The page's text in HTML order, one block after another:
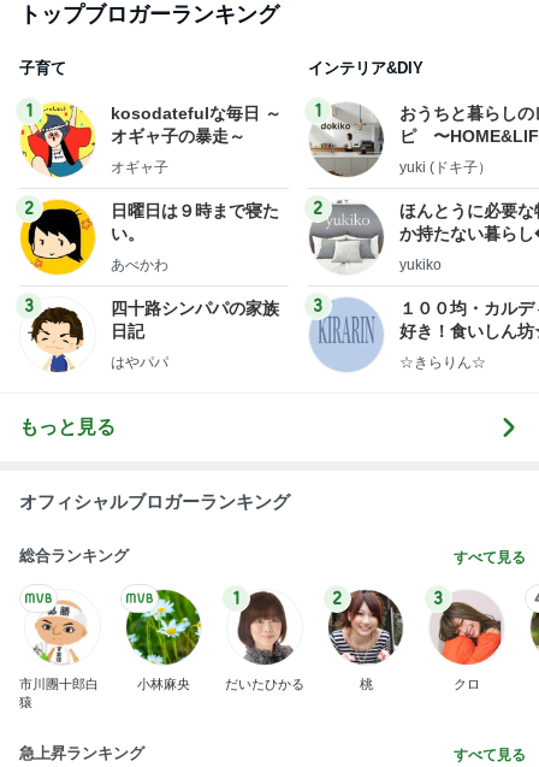
トップブロガーランキング
子育て
1
kosodatefulな毎日 ～
オギャ子の暴走～
オギャ子
2
日曜日は９時まで寝た
い。
あべかわ
3
四十路シンパパの家族
日記
はやパパ
インテリア&DIY
1
おうちと暮らしの
ピ 〜
yuki (ドキ子）
2
ほんとうに必要な
か持たない暮ら
ep Life Simple◆
ンテリアのきろく
yukiko
3
１００均・カルデ
好き！食いしん
らりん☆のブログ
☆きらりん☆
もっと見る
オフィシャルブロガーランキング
総合ランキング すべて見る
市川團十郎白
猿
小林麻央
1
だいたひかる
2
桃
3
クロ
急上昇ランキング すべて見る